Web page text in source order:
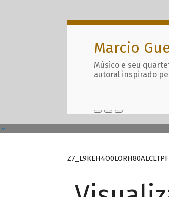
Marcio
Músico e seu
autoral inspirado